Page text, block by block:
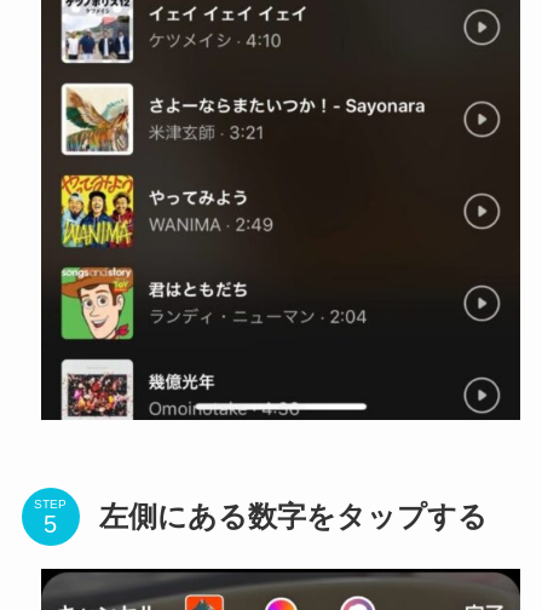
STEP 左側にある数字をタップする